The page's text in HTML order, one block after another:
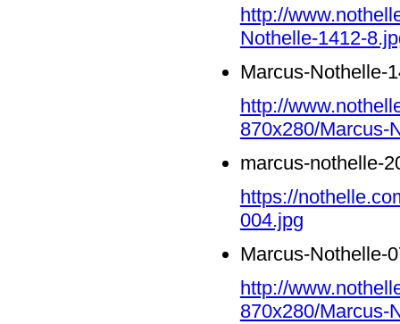
http://
Nothelle-1412-
Marcus-Nothelle-
http://
870x280/Marcus-
marcus-nothelle-
https://
004.jpg
Marcus-Nothelle-
http://
870x280/Marcus-